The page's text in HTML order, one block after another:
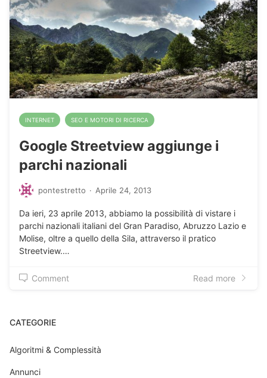
INTERNET SEO E MOTORI DI RICERCA
Google Streetview aggiunge i
parchi nazionali
pontestretto · Aprile 24, 2013
Da ieri, 23 aprile 2013, abbiamo la possibilità di vistare i
parchi nazionali italiani del Gran Paradiso, Abruzzo Lazio e
Molise, oltre a quello della Sila, attraverso il pratico
Streetview.…
Comment Read more
CATEGORIE
Algoritmi & Complessità
Annunci